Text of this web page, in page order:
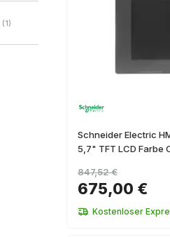
(1)
Schneider Electric
5,7" TFT LCD Farbe
675,00 €
847,52 €
Kostenloser